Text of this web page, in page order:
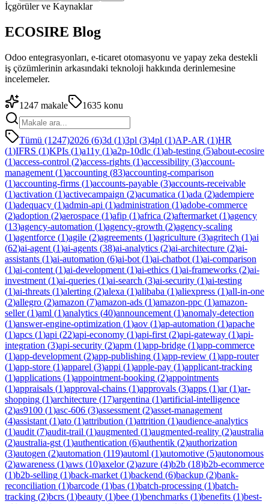
İçgörüler ve Kaynaklar
ECOSIRE Blog
Odoo entegrasyonları, e-ticaret otomasyonu ve yapay zeka destekli
iş çözümlerinin arkasındaki teknoloji hakkında derinlemesine
incelemeler.
1247 makale 1635 konu
Tümü (1247)2026 (6)3d (1)3pl (3)4pl (1)AP-AR (1)HR
(1)IFRS (1)KPIs (1)a11y (1)a2p-10dlc (1)ab-testing (5)about-ecosire
(1)access-control (2)access-rights (1)accessibility (3)account-
management (1)accounting (83)accounting-comparison
(1)accounting-firms (1)accounts-payable (3)accounts-receivable
(1)activation (1)activecampaign (2)acumatica (1)ada (2)adempiere
(1)adequacy (1)admin-api (1)administration (1)adobe-commerce
(2)adoption (2)aerospace (1)afip (1)africa (2)aftermarket (1)agency
(13)agency-automation (1)agency-growth (2)agency-scaling
(1)agentforce (1)agile (2)agreements (1)agriculture (3)agritech (1)ai
(62)ai-agent (1)ai-agents (38)ai-analytics (2)ai-architecture (2)ai-
assistants (1)ai-automation (6)ai-bot (1)ai-chatbot (1)ai-comparison
(1)ai-content (1)ai-development (1)ai-ethics (1)ai-frameworks (2)ai-
investment (1)ai-queries (1)ai-search (3)ai-security (1)ai-testing
(1)ai-threats (1)alerting (2)alexa (1)alibaba (1)aliexpress (1)all-in-one
(2)allegro (2)amazon (7)amazon-ads (1)amazon-ppc (1)amazon-
seller(1)aml (1)analytics (40)announcement (1)anomaly-detection
(1)answer-engine-optimization (1)aov (1)ap-automation (1)apache
(1)apcs (1)api (22)api-economy (1)api-first (2)api-gateway (1)api-
integration (3)api-security (2)apm (1)app-bridge (1)app-commerce
(1)app-development (2)app-publishing (1)app-review (1)app-router
(1)app-store (1)apparel (3)appi (1)apple-pay (1)applicant-tracking
(1)applications (1)appointment-booking (2)appointments
(1)appraisals (1)approval-chains (1)approvals (3)apps (1)ar(1)ar-
shopping (1)architecture (17)argentina (1)artificial-intelligence
(2)as9100 (1)asc-606 (3)assessment (2)asset-management
(4)assistant (1)ato (1)attribution (1)attrition (1)audience-analytics
(1)audit (7)audit-trail (1)augmented (1)augmented-reality (2)australia
(2)australia-gst (1)authentication (6)authentik (2)authorization
(3)autogen (2)automation (119)automl (1)automotive (5)autonomous
(2)awareness (1)aws (10)axelor(2)azure (4)b2b (18)b2b-ecommerce
(1)b2b-selling (1)back-market (1)backend (6)backup (2)bank-
reconciliation (1)barcode (1)bas (1)batch-processing (1)batch-
tracking (2)bcrs (1)beauty (1)bee (1)benchmarks (1)benefits (1)best-